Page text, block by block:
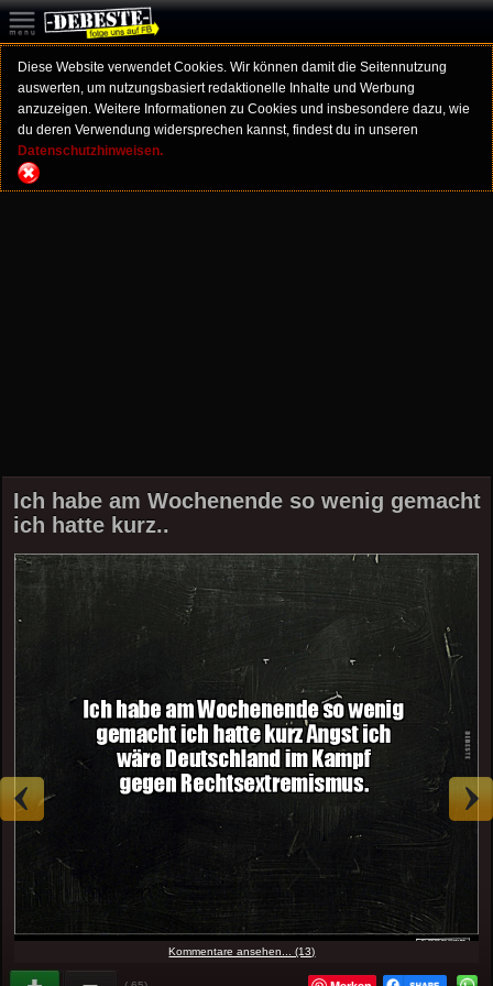
Diese Website verwendet Cookies. Wir können damit die Seitennutzung
auswerten, um nutzungsbasiert redaktionelle Inhalte und Werbung
anzuzeigen. Weitere Informationen zu Cookies und insbesondere dazu, wie
du deren Verwendung widersprechen kannst, findest du in unseren
Datenschutzhinweisen.
Ich habe am Wochenende so wenig gemacht
ich hatte kurz..
Kommentare ansehen... (13)